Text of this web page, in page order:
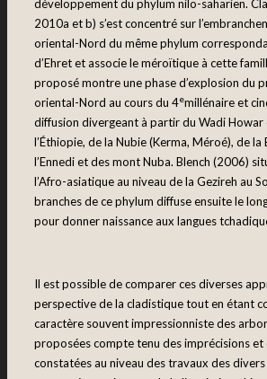
développement du phylum nilo-saharien.
2010a et b) s’est concentré sur
oriental-Nord du même phylum
d’Ehret et associe le méroïtique à cette
proposé montre une phase d’explosion du
oriental-Nord au cours du 4emillénaire et
diffusion divergeant à partir du Wadi Howar
l’Éthiopie, de la Nubie (Kerma, Méroé), de la
l’Ennedi et des mont Nuba. Blench (2006)
l’Afro-asiatique au niveau de la Gezireh au
branches de ce phylum diffuse ensuite le
pour donner naissance aux langues
Il est possible de comparer ces diverses
perspective de la cladistique tout en étant
caractère souvent impressionniste des
proposées compte tenu des imprécisions
constatées au niveau des travaux des